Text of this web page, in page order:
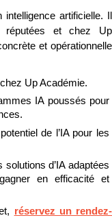
artificielle. Il
réputées et chez Up
et opérationnelle
Up Académie.
IA poussés pour
de l’IA pour les
d’IA adaptées
en efficacité et
réservez un rendez-